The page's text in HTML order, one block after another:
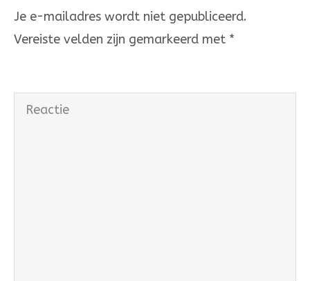
Je e-mailadres wordt niet gepubliceerd.
Vereiste velden zijn gemarkeerd met *
Reactie